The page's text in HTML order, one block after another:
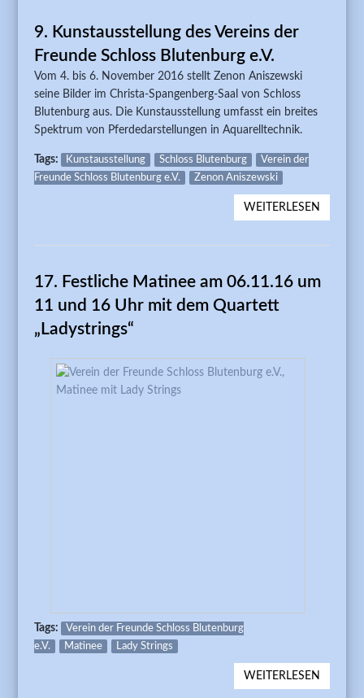
9. Kunstausstellung des Vereins der
Freunde Schloss Blutenburg e.V.
Vom 4. bis 6. November 2016 stellt Zenon Aniszewski
seine Bilder im Christa-Spangenberg-Saal von Schloss
Blutenburg aus. Die Kunstausstellung umfasst ein breites
Spektrum von Pferdedarstellungen in Aquarelltechnik.
Tags: Kunstausstellung Schloss Blutenburg
Verein der
Freunde Schloss Blutenburg e.V.
Zenon Aniszewski
WEITERLESEN
DES
17. Festliche Matinee am 06.11.16 um
11 und 16 Uhr mit dem Quartett
„Ladystrings“
Tags:
Verein der Freunde Schloss Blutenburg
e.V.
Matinee Lady Strings
WEITERLESEN